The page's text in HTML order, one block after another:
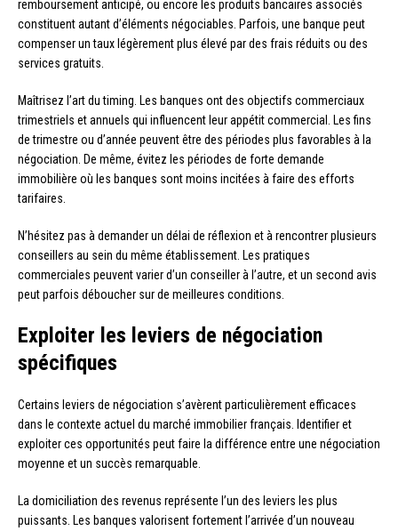
remboursement anticipé, ou encore les produits bancaires associés
constituent autant d’éléments négociables. Parfois, une banque peut
compenser un taux légèrement plus élevé par des frais réduits ou des
services gratuits.
Maîtrisez l’art du timing. Les banques ont des objectifs commerciaux
trimestriels et annuels qui influencent leur appétit commercial. Les fins
de trimestre ou d’année peuvent être des périodes plus favorables à la
négociation. De même, évitez les périodes de forte demande
immobilière où les banques sont moins incitées à faire des efforts
tarifaires.
N’hésitez pas à demander un délai de réflexion et à rencontrer plusieurs
conseillers au sein du même établissement. Les pratiques
commerciales peuvent varier d’un conseiller à l’autre, et un second avis
peut parfois déboucher sur de meilleures conditions.
Exploiter les leviers de négociation
spécifiques
Certains leviers de négociation s’avèrent particulièrement efficaces
dans le contexte actuel du marché immobilier français. Identifier et
exploiter ces opportunités peut faire la différence entre une négociation
moyenne et un succès remarquable.
La domiciliation des revenus représente l’un des leviers les plus
puissants. Les banques valorisent fortement l’arrivée d’un nouveau